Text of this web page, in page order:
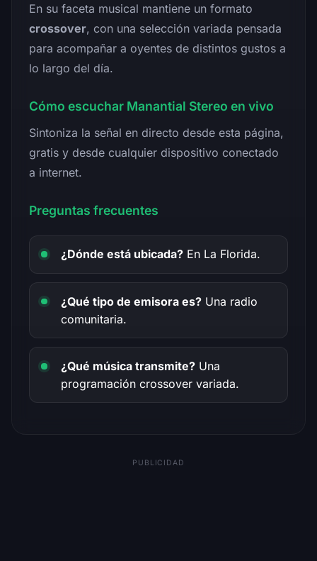
En su faceta musical mantiene un formato
crossover, con una selección variada pensada
para acompañar a oyentes de distintos gustos a
lo largo del día.
Cómo escuchar Manantial Stereo en vivo
Sintoniza la señal en directo desde esta página,
gratis y desde cualquier dispositivo conectado
a internet.
Preguntas frecuentes
¿Dónde está ubicada? En La Florida.
¿Qué tipo de emisora es? Una radio
comunitaria.
¿Qué música transmite? Una
programación crossover variada.
PUBLICIDAD